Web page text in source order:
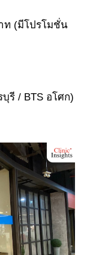
ท (มีโปรโมชั่น
รี / BTS อโศก)